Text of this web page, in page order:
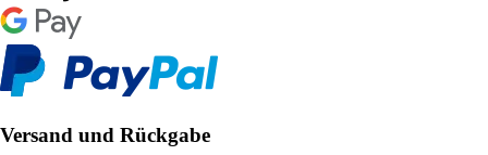
Versand und Rückgabe